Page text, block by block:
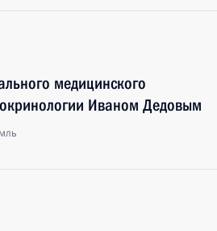
медицинского
Иваном Дедовым